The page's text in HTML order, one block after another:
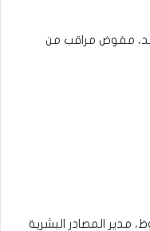
مفوض مراقب من
مدير المصادر البشرية